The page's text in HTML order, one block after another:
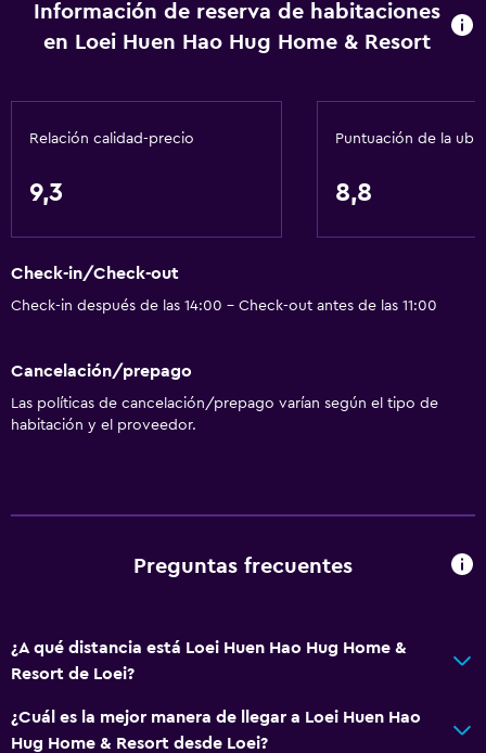
Información de reserva de habitaciones
en Loei Huen Hao Hug Home & Resort
Relación calidad-precio
9,3
Puntuación de la
8,8
Check-in/Check-out
Check-in después de las 14:00 - Check-out antes de las 11:00
Cancelación/prepago
Las políticas de cancelación/prepago varían según el tipo de
habitación y el proveedor.
Preguntas frecuentes
¿A qué distancia está Loei Huen Hao Hug Home &
Resort de Loei?
¿Cuál es la mejor manera de llegar a Loei Huen Hao
Hug Home & Resort desde Loei?